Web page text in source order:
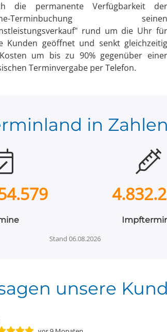
die permanente Verfüg­barkeit der
Termin­buchung seinen
rund um die Uhr für
Kunden geöffnet und senkt gleich­zeitig
um bis zu 90% gegen­über einer
Termin­vergabe per Telefon.
in Zahlen
Stand 06.08.2026
unsere